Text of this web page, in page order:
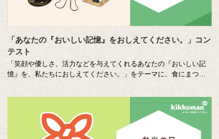
「あなたの『おいしい記憶』をおしえてください。」コン
テスト
「笑顔や優しさ、活力などを与えてくれるあなたの『おいしい記
憶』を、私たちにおしえてください。」をテーマに、食にまつわ
各年代から数多くのこころあたたまる作品が寄せられています。
少し前向きになれる、今が大切になる。そんな「おいしい記憶」
をつづった、歴代の受賞作品をご紹介します。